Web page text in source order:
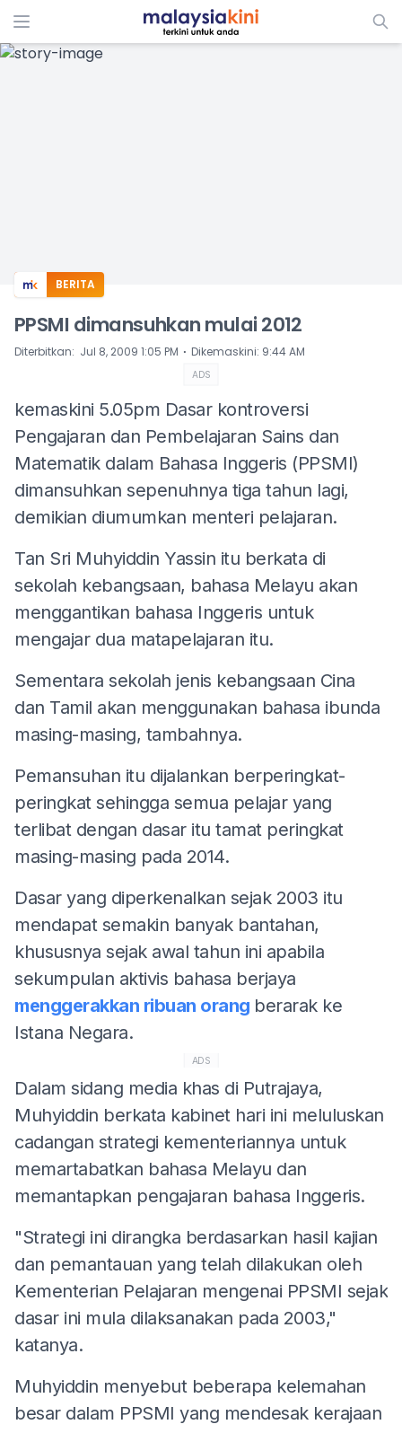
ADS
BERITA
PPSMI dimansuhkan mulai 2012
Diterbitkan: Jul 8, 2009 1:05 PM ⋅ Dikemaskini: 9:44 AM
ADS
kemaskini 5.05pm Dasar kontroversi
Pengajaran dan Pembelajaran Sains dan
Matematik dalam Bahasa Inggeris (PPSMI)
dimansuhkan sepenuhnya tiga tahun lagi,
demikian diumumkan menteri pelajaran.
Tan Sri Muhyiddin Yassin itu berkata di
sekolah kebangsaan, bahasa Melayu akan
menggantikan bahasa Inggeris untuk
mengajar dua matapelajaran itu.
Sementara sekolah jenis kebangsaan Cina
dan Tamil akan menggunakan bahasa ibunda
masing-masing, tambahnya.
Pemansuhan itu dijalankan berperingkat-
peringkat sehingga semua pelajar yang
terlibat dengan dasar itu tamat peringkat
masing-masing pada 2014.
Dasar yang diperkenalkan sejak 2003 itu
mendapat semakin banyak bantahan,
khususnya sejak awal tahun ini apabila
sekumpulan aktivis bahasa berjaya
menggerakkan ribuan orang berarak ke
Istana Negara.
ADS
Dalam sidang media khas di Putrajaya,
Muhyiddin berkata kabinet hari ini meluluskan
cadangan strategi kementeriannya untuk
memartabatkan bahasa Melayu dan
memantapkan pengajaran bahasa Inggeris.
"Strategi ini dirangka berdasarkan hasil kajian
dan pemantauan yang telah dilakukan oleh
Kementerian Pelajaran mengenai PPSMI sejak
dasar ini mula dilaksanakan pada 2003,"
katanya.
Muhyiddin menyebut beberapa kelemahan
besar dalam PPSMI yang mendesak kerajaan